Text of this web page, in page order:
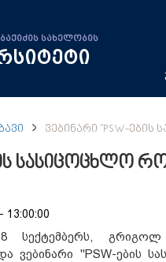
სახელობის
ᲕᲔᲑᲘᲜᲐᲠᲘ "PSW-
სასიცოცხლო
13:00:00
სექტემბერს, გრიგოლ
ვებინარი "PSW-ების